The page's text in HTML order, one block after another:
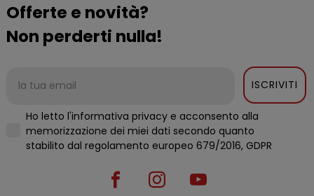
Offerte e novità?
Non perderti nulla!
ISCRIVITI
Ho letto l'informativa privacy e acconsento alla
memorizzazione dei miei dati secondo quanto
stabilito dal regolamento europeo 679/2016, GDPR